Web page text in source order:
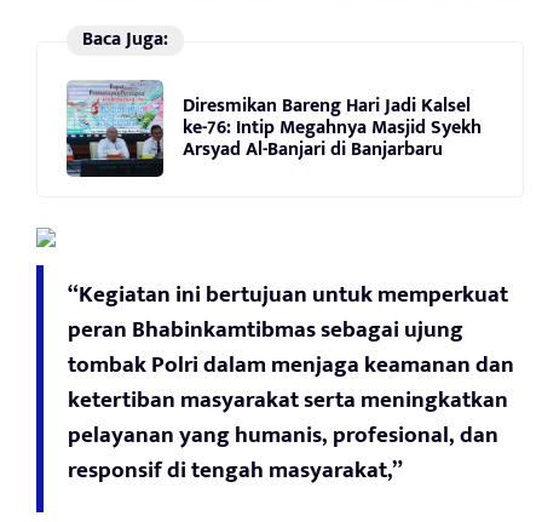
Baca Juga:
Diresmikan Bareng Hari Jadi Kalsel
ke-76: Intip Megahnya Masjid Syekh
Arsyad Al-Banjari di Banjarbaru
“Kegiatan ini bertujuan untuk memperkuat
peran Bhabinkamtibmas sebagai ujung
tombak Polri dalam menjaga keamanan dan
ketertiban masyarakat serta meningkatkan
pelayanan yang humanis, profesional, dan
responsif di tengah masyarakat,”